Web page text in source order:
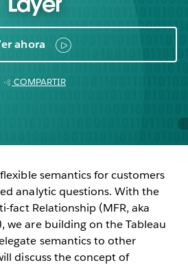
ahora
COMPARTIR
semantics for customers
analytic questions. With the
fact Relationship (MFR, aka
we are building on the Tableau
semantics to other
discuss the concept of